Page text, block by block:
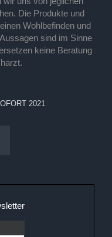
Die Produkte und
Wohlbefinden und
sind im Sinne
keine Beratung
2021